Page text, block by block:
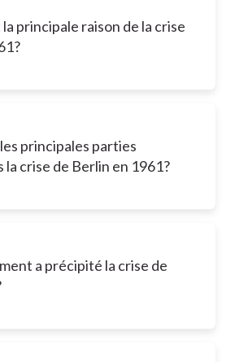
principale raison de la crise
principales parties
la crise de Berlin en 1961?
a précipité la crise de